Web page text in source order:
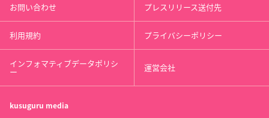
お問い合わせ プレスリリース送付先
利用規約 プライバシーポリシー
インフォマティブデータポリシ
ー 運営会社
kusuguru media